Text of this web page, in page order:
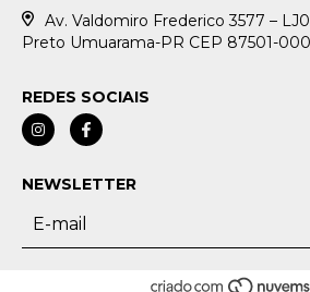
Av. Valdomiro Frederico 3577 –
Preto Umuarama-PR CEP 87501-000
REDES SOCIAIS
NEWSLETTER